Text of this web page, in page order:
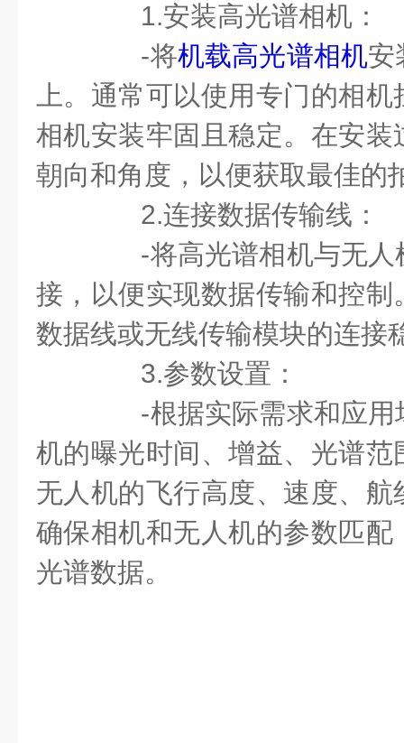
1.安装高光谱相机：
-将机载高光谱相机安
上。通常可以使用专门的相
相机安装牢固且稳定。在安
朝向和角度，以便获取最佳的
2.连接数据传输线：
-将高光谱相机与无人
接，以便实现数据传输和控
数据线或无线传输模块的连接
3.参数设置：
-根据实际需求和应用
机的曝光时间、增益、光谱
无人机的飞行高度、速度、
确保相机和无人机的参数匹
光谱数据。